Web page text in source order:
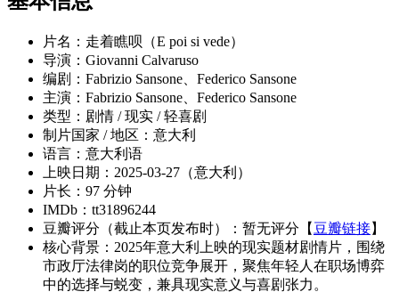
片名：走着瞧呗（E poi si vede）
导演：Giovanni Calvaruso
编剧：Fabrizio Sansone、Federico Sansone
主演：Fabrizio Sansone、Federico Sansone
类型：剧情 / 现实 / 轻喜剧
制片国家 / 地区：意大利
语言：意大利语
上映日期：2025-03-27（意大利）
片长：97 分钟
IMDb：tt31896244
豆瓣评分（截止本页发布时）：暂无评分【 豆瓣链接】
核心背景：2025年意大利上映的现实题材剧情片，围绕
市政厅法律岗的职位竞争展开，聚焦年轻人在职场博弈
中的选择与蜕变，兼具现实意义与喜剧张力。